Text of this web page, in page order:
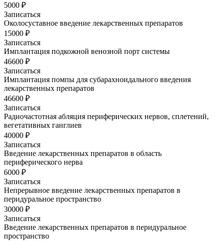
5000 ₽
Записаться
Околосуставное введение лекарственных препаратов
15000 ₽
Записаться
Имплантация подкожной венозной порт системы
46600 ₽
Записаться
Имплантация помпы для субарахноидального введения
лекарственных препаратов
46600 ₽
Записаться
Радиочастотная абляция периферических нервов, сплетений,
вегетативных ганглиев
40000 ₽
Записаться
Введение лекарственных препаратов в область
периферического нерва
6000 ₽
Записаться
Непрерывное введение лекарственных препаратов в
перидуральное пространство
30000 ₽
Записаться
Введение лекарственных препаратов в перидуральное
пространство